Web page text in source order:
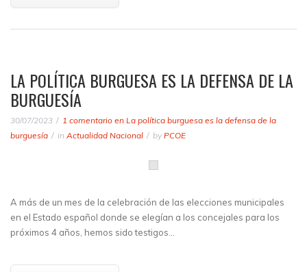
LA POLÍTICA BURGUESA ES LA DEFENSA DE LA
BURGUESÍA
30/07/2023 1 comentario en La política burguesa es la defensa de la
burguesía
in Actualidad Nacional by PCOE
A más de un mes de la celebración de las elecciones municipales
en el Estado español donde se elegían a los concejales para los
próximos 4 años, hemos sido testigos…